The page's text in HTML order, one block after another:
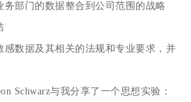
务部门的数据整合到公司范围的战略
感数据及其相关的法规和专业要求，并
与我分享了一个思想实验：